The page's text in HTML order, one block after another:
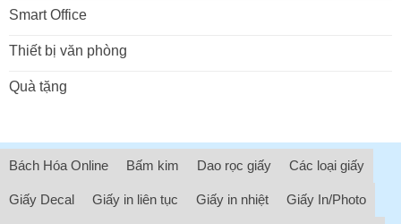
Smart Office
Thiết bị văn phòng
Quà tặng
Bách Hóa Online Bấm kim Dao rọc giấy Các loại giấy
Giấy Decal Giấy in liên tục Giấy in nhiệt Giấy In/Photo